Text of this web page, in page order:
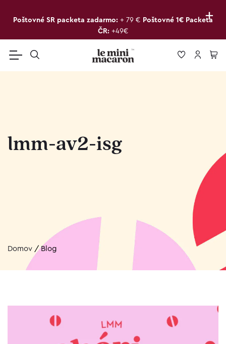
+
Poštovné SR packeta zadarmo: + 79 € Poštovné 1€ Packeta
ČR: +49€
lmm-av2-isg
Domov /Blog